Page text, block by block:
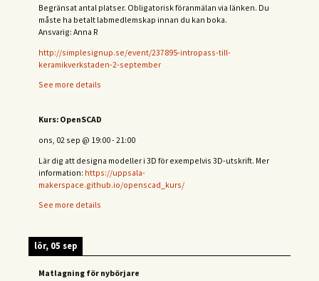
Begränsat antal platser. Obligatorisk föranmälan via länken. Du
måste ha betalt labmedlemskap innan du kan boka.
Ansvarig: Anna R
http://simplesignup.se/event/237895-intropass-till-
keramikverkstaden-2-september
See more details
Kurs: OpenSCAD
ons, 02 sep @ 19:00-21:00
Lär dig att designa modeller i 3D för exempelvis 3D-utskrift. Mer
information: https://uppsala-
makerspace.github.io/openscad_kurs/
See more details
lör, 05 sep
Matlagning för nybörjare